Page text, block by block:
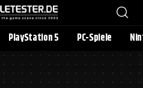
PlayStation 5 PC-Spiele